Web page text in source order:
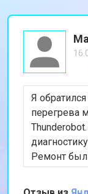
Я
перегрева
Ремонт был
очень
отлично, и